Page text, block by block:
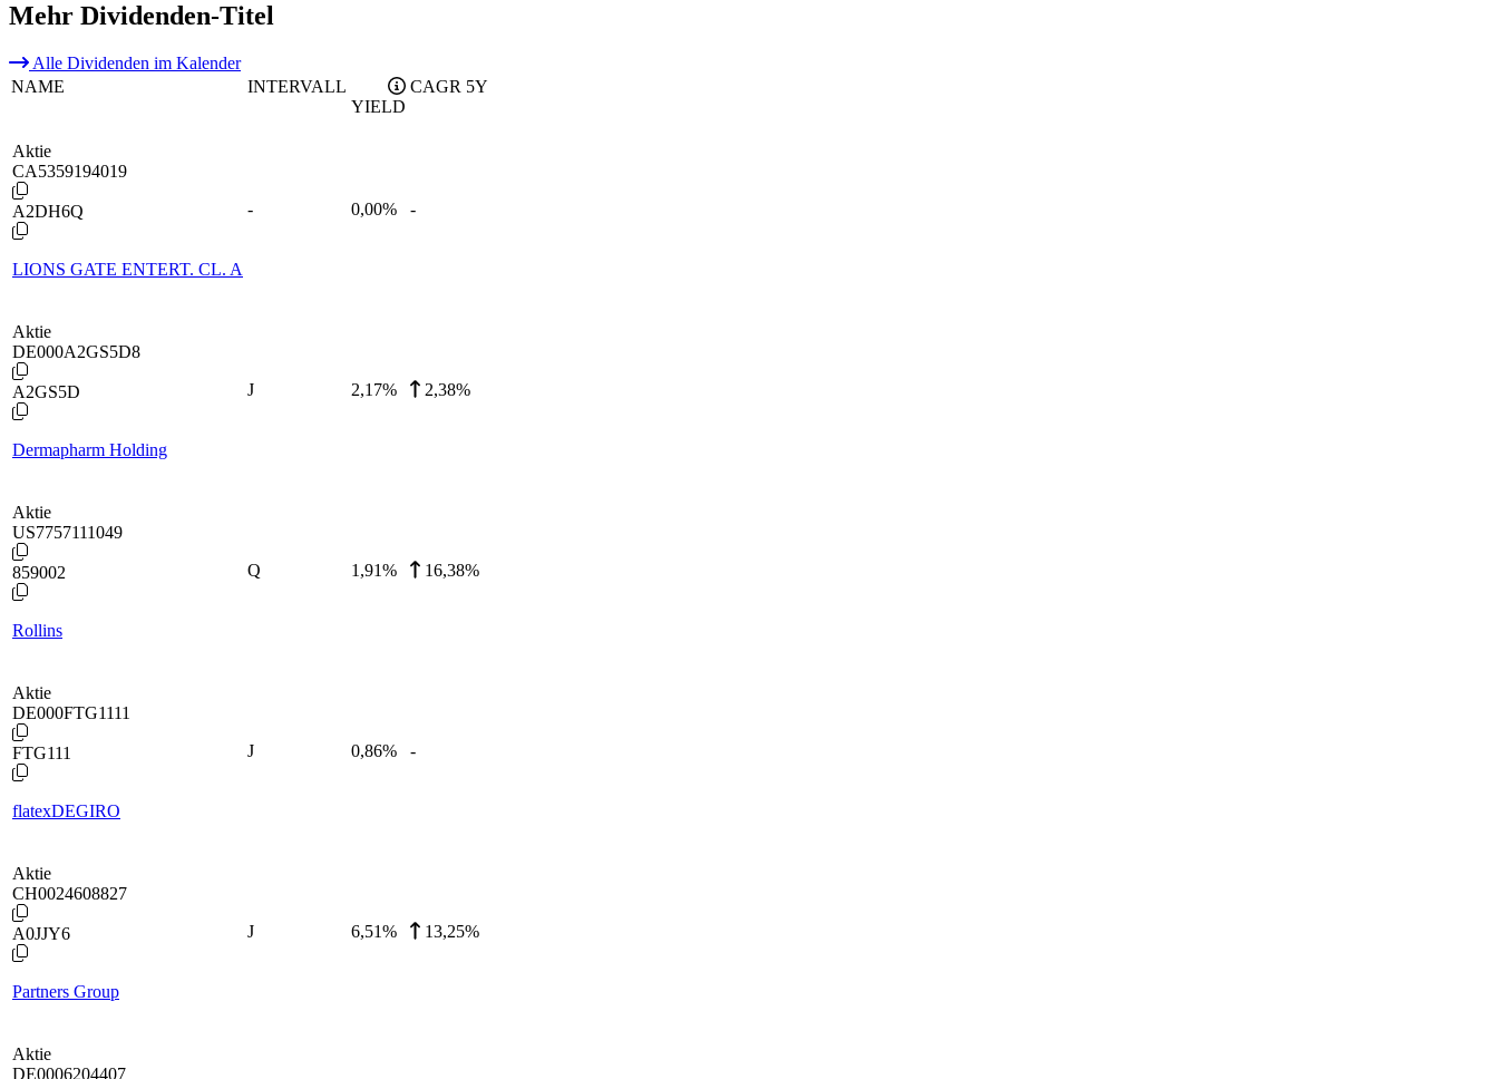
Mehr Dividenden-Titel
Alle Dividenden im Kalender
NAME
INTERVALL
YIELD
CAGR 5Y
Aktie
CA5359194019
A2DH6Q
LIONS GATE ENTERT. CL. A
- 0,00% -
Aktie
DE000A2GS5D8
A2GS5D
Dermapharm Holding
J 2,17% 2,38%
Aktie
US7757111049
859002
Rollins
Q 1,91% 16,38%
Aktie
DE000FTG1111
FTG111
flatexDEGIRO
J 0,86% -
Aktie
CH0024608827
A0JJY6
Partners Group
J 6,51% 13,25%
Aktie
DE0006204407